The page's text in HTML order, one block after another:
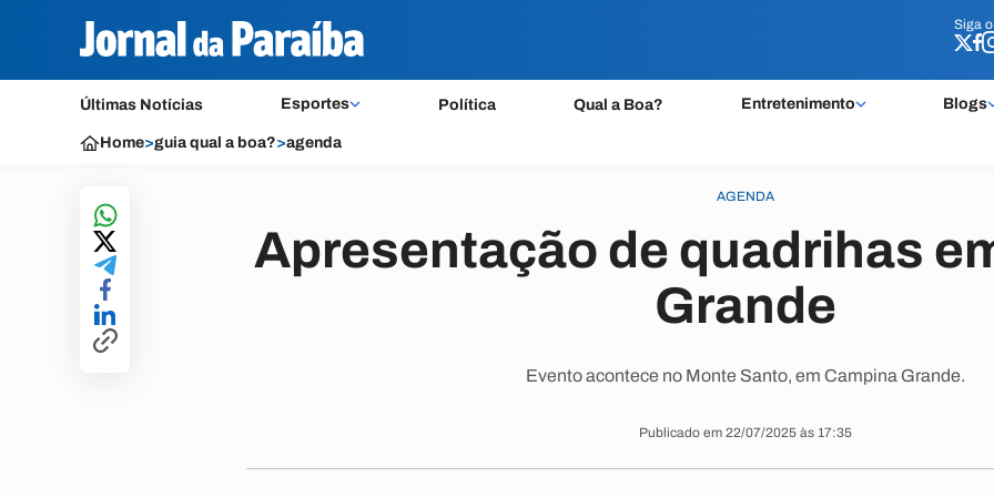
Siga o
Últimas Notícias Esportes Política Qual a Boa? Entretenimento Blogs
Siga o
Home>guia qual a boa?>agenda
AGENDA
Apresentação de quadrihas
Grande
Evento acontece no Monte Santo, em Campina Grande.
Publicado em 22/07/2025 às 17:35